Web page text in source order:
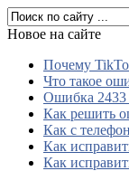
Новое на сайте
Почему
Что такое
Ошибка 2433
Как решить
Как с
Как
Как